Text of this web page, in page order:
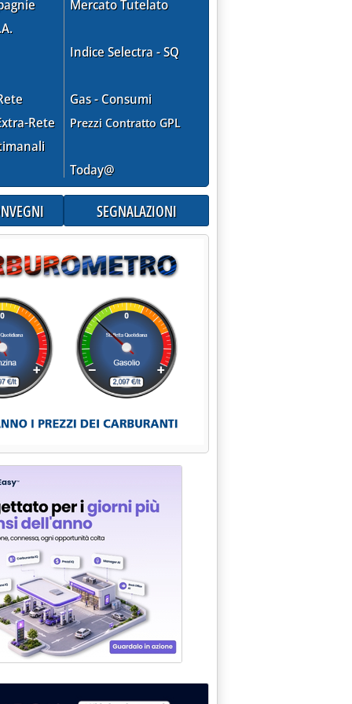
0.0.
DEI RIFIUTI RADIOATTIVI IN FRANCIA SI
SULLE EMISSIONI ATMOSFERICHE'
Rete
Mercato Tutelato
Indice Selectra - SQ
Gas - Consumi
Prezzi Contratto GPL
Today@
SEGNALAZIONI